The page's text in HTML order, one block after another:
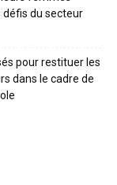
du secteur
pour restituer les
dans le cadre de